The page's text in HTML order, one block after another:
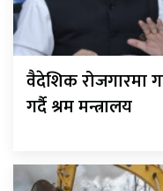
वैदेशिक रोजगारमा
गर्दै श्रम मन्त्रालय